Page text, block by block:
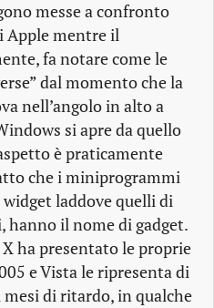
messe a confronto
Apple mentre il
fa notare come le
dal momento che la
nell’angolo in alto a
si apre da quello
è praticamente
che i miniprogrammi
laddove quelli di
hanno il nome di gadget.
ha presentato le proprie
e Vista le ripresenta di
di ritardo, in qualche